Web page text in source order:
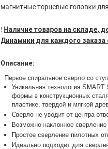
магнитные торцевые головки
! Наличие товаров на складе,
Динамики для каждого заказа
Описание:
Первое спиральное сверло со
Уникальная технология
формы в конструкционных
пластике, твердой и мягкой
Сверло не уводит от центра
Возможно наклонное сверление
Простое сверление пилотных
Идеально подходит для